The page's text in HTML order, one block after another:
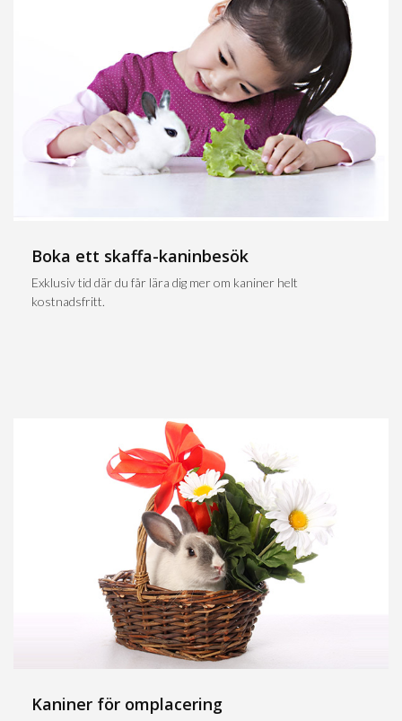
Boka ett skaffa-kaninbesök
Exklusiv tid där du får lära dig mer om kaniner helt
kostnadsfritt.
Kaniner för omplacering